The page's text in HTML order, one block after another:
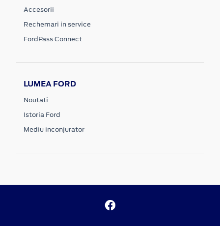
Accesorii
Rechemari in service
FordPass Connect
LUMEA FORD
Noutati
Istoria Ford
Mediu inconjurator